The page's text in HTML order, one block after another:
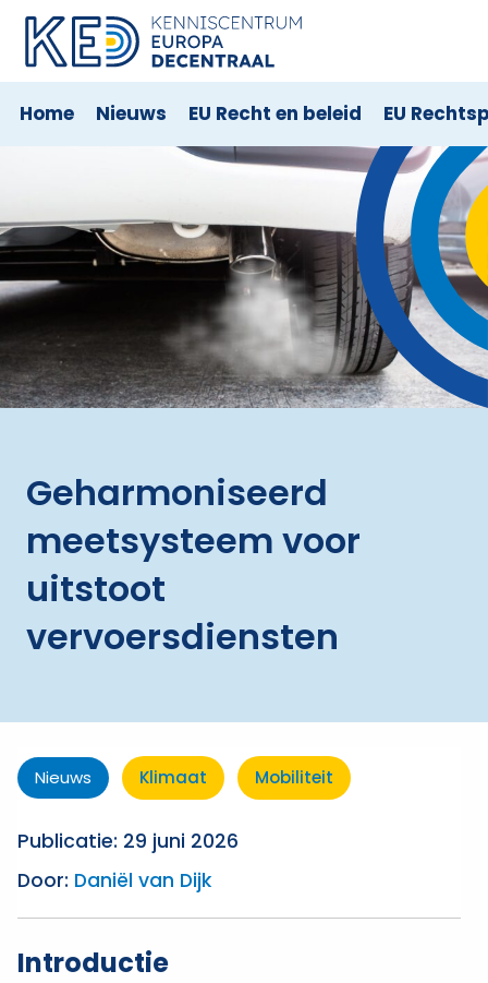
Home Nieuws EU Recht en beleid EU
Geharmoniseerd
meetsysteem voor
uitstoot
vervoersdiensten
Nieuws Klimaat Mobiliteit
Publicatie: 29 juni 2026
Door: Daniël van Dijk
Introductie